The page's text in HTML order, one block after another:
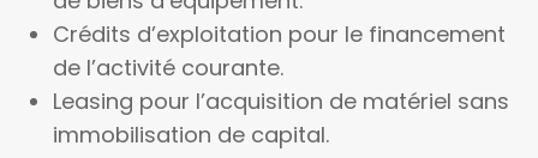
Crédits d’exploitation pour le financement
de l’activité courante.
Leasing pour l’acquisition de matériel sans
immobilisation de capital.